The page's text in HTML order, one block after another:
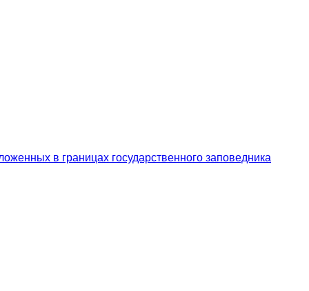
в границах государственного заповедника